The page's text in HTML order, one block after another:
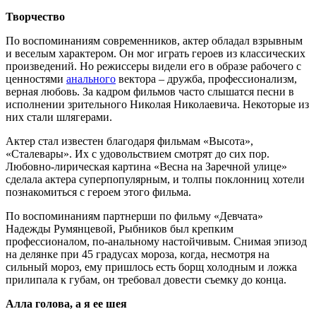
Творчество
По воспоминаниям современников, актер обладал взрывным
и веселым характером. Он мог играть героев из классических
произведений. Но режиссеры видели его в образе рабочего с
ценностями анального вектора – дружба, профессионализм,
верная любовь. За кадром фильмов часто слышатся песни в
исполнении зрительного Николая Николаевича. Некоторые из
них стали шлягерами.
Актер стал известен благодаря фильмам «Высота»,
«Сталевары». Их с удовольствием смотрят до сих пор.
Любовно-лирическая картина «Весна на Заречной улице»
сделала актера суперпопулярным, и толпы поклонниц хотели
познакомиться с героем этого фильма.
По воспоминаниям партнерши по фильму «Девчата»
Надежды Румянцевой, Рыбников был крепким
профессионалом, по-анальному настойчивым. Снимая эпизод
на делянке при 45 градусах мороза, когда, несмотря на
сильный мороз, ему пришлось есть борщ холодным и ложка
прилипала к губам, он требовал довести съемку до конца.
Алла голова, а я ее шея